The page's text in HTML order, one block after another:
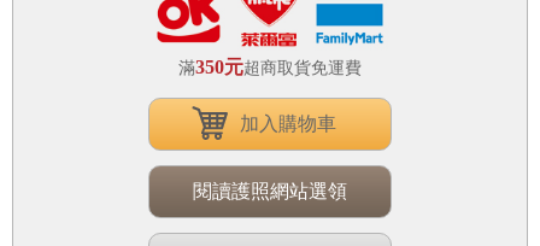
滿350元超商取貨免運費
加入購物車
閱讀護照網站選領